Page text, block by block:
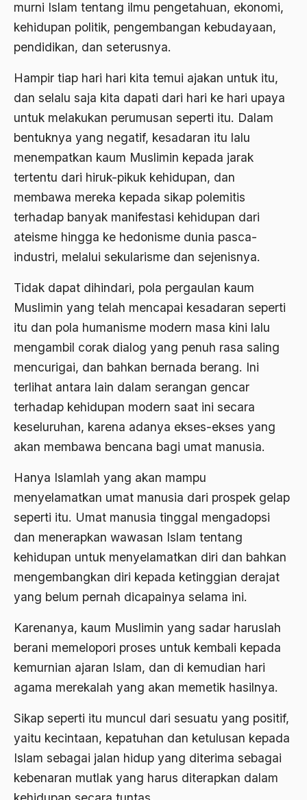
murni Islam tentang ilmu pengetahuan, ekonomi,
kehidupan politik, pengembangan kebudayaan,
pendidikan, dan seterusnya.
Hampir tiap hari hari kita temui ajakan untuk itu,
dan selalu saja kita dapati dari hari ke hari upaya
untuk melakukan perumusan seperti itu. Dalam
bentuknya yang negatif, kesadaran itu lalu
menempatkan kaum Muslimin kepada jarak
tertentu dari hiruk-pikuk kehidupan, dan
membawa mereka kepada sikap polemitis
terhadap banyak manifestasi kehidupan dari
ateisme hingga ke hedonisme dunia pasca-
industri, melalui sekularisme dan sejenisnya.
Tidak dapat dihindari, pola pergaulan kaum
Muslimin yang telah mencapai kesadaran seperti
itu dan pola humanisme modern masa kini lalu
mengambil corak dialog yang penuh rasa saling
mencurigai, dan bahkan bernada berang. Ini
terlihat antara lain dalam serangan gencar
terhadap kehidupan modern saat ini secara
keseluruhan, karena adanya ekses-ekses yang
akan membawa bencana bagi umat manusia.
Hanya Islamlah yang akan mampu
menyelamatkan umat manusia dari prospek gelap
seperti itu. Umat manusia tinggal mengadopsi
dan menerapkan wawasan Islam tentang
kehidupan untuk menyelamatkan diri dan bahkan
mengembangkan diri kepada ketinggian derajat
yang belum pernah dicapainya selama ini.
Karenanya, kaum Muslimin yang sadar haruslah
berani memelopori proses untuk kembali kepada
kemurnian ajaran Islam, dan di kemudian hari
agama merekalah yang akan memetik hasilnya.
Sikap seperti itu muncul dari sesuatu yang positif,
yaitu kecintaan, kepatuhan dan ketulusan kepada
Islam sebagai jalan hidup yang diterima sebagai
kebenaran mutlak yang harus diterapkan dalam
Agama Demokrasi
Agama di Asia
Agama Hukum
Agama Inovasi
Agama Islam
agama populer
Agama Terang
Agamawan
agraris
Agum Gumelar
Agus Miftah
Ahli
ahli fikih
Ahli waris
Ahlussunnah
Ahlussunnah Wal jamaah
Ahmad Benbella
Ahmad Hasan Rurbi
Ahmad Khomeini
Ahmad Syafi’i Ma’arif
Ahmad Tirtisudiro
Ahmad Wahid